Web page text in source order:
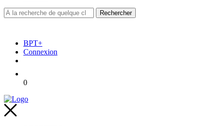
BPT+
Connexion
0